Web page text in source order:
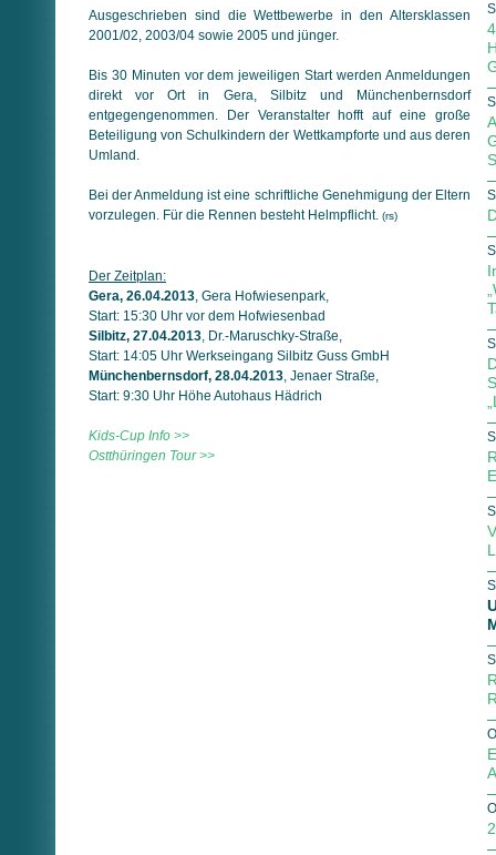
Ausgeschrieben sind die Wettbewerbe in den Altersklassen
2001/02, 2003/04 sowie 2005 und jünger.
Bis 30 Minuten vor dem jeweiligen Start werden Anmeldungen
direkt vor Ort in Gera, Silbitz und Münchenbernsdorf
entgegengenommen. Der Veranstalter hofft auf eine große
Beteiligung von Schulkindern der Wettkampforte und aus deren
Umland.
Bei der Anmeldung ist eine schriftliche Genehmigung der Eltern
vorzulegen. Für die Rennen besteht Helmpflicht. (rs)
Der Zeitplan:
Gera, 26.04.2013, Gera Hofwiesenpark,
Start: 15:30 Uhr vor dem Hofwiesenbad
Silbitz, 27.04.2013, Dr.-Maruschky-Straße,
Start: 14:05 Uhr Werkseingang Silbitz Guss GmbH
Münchenbernsdorf, 28.04.2013, Jenaer Straße,
Start: 9:30 Uhr Höhe Autohaus Hädrich
Kids-Cup Info >>
Ostthüringen Tour >>